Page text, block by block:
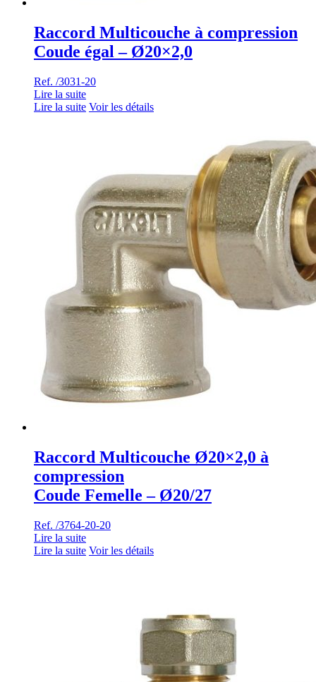
Raccord Multicouche à compression
Coude égal – Ø20×2,0
Ref. /3031-20
Lire la suite
Lire la suite Voir les détails
Raccord Multicouche Ø20×2,0 à
compression
Coude Femelle – Ø20/27
Ref. /3764-20-20
Lire la suite
Lire la suite Voir les détails